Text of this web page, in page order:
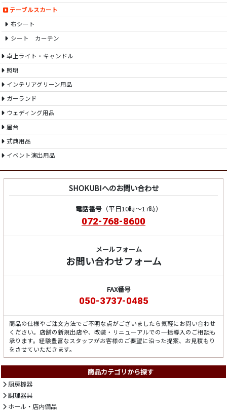
テーブルスカート
布シート
シート カーテン
卓上ライト・キャンドル
照明
インテリアグリーン用品
ガーランド
ウェディング用品
屋台
式典用品
イベント演出用品
SHOKUBIへのお問い合わせ
電話番号（平日10時～17時）
072-768-8600
メールフォーム
お問い合わせフォーム
FAX番号
050-3737-0485
商品の仕様やご注文方法でご不明な点がございましたら気軽にお問い合わせ
ください。店舗の新規出店や、改装・リニューアルでの一括導入のご相談も
承ります。経験豊富なスタッフがお客様のご要望に沿った提案、お見積もり
をさせていただきます。
商品カテゴリから探す
厨房機器
調理器具
ホール・店内備品